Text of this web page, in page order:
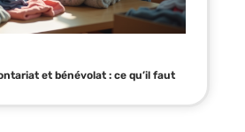
et bénévolat : ce qu’il faut